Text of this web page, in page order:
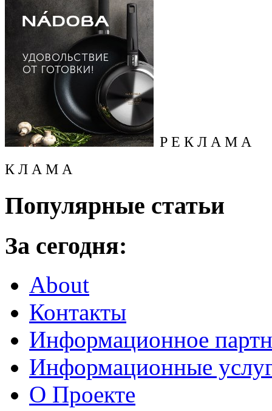
Р Е К Л А М А
К Л А М А
Популярные статьи
За сегодня:
About
Контакты
Информационное
Информационные
О Проекте